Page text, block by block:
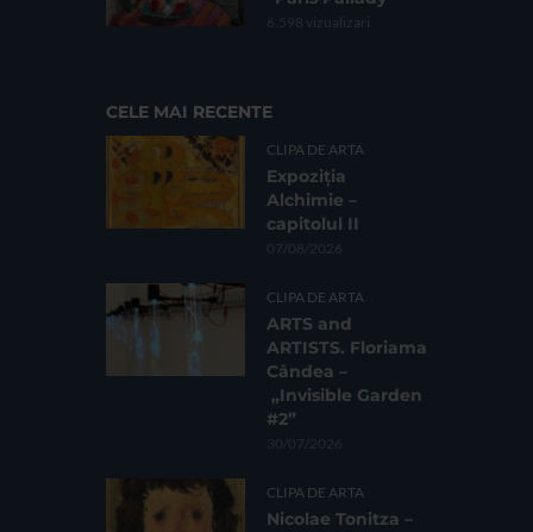
6.598 vizualizari
CELE MAI RECENTE
CLIPA DE ARTA
Expoziția
Alchimie –
capitolul II
07/08/2026
CLIPA DE ARTA
ARTS and
ARTISTS. Floriama
Cândea –
„Invisible Garden
#2”
30/07/2026
CLIPA DE ARTA
Nicolae Tonitza –